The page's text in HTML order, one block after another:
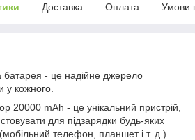
Доставка Оплата Умови
батарея - це надійне джерело
у кожного.
20000 mAh - це унікальний пристрій,
для підзарядки будь-яких
телефон, планшет і т. д.).